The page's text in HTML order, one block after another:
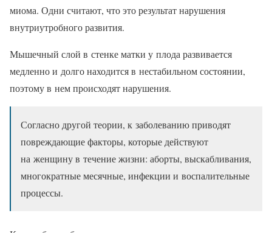
миома. Одни считают, что это результат нарушения
внутриутробного развития.
Мышечный слой в стенке матки у плода развивается
медленно и долго находится в нестабильном состоянии,
поэтому в нем происходят нарушения.
Согласно другой теории, к заболеванию приводят
повреждающие факторы, которые действуют
на женщину в течение жизни: аборты, выскабливания,
многократные месячные, инфекции и воспалительные
процессы.